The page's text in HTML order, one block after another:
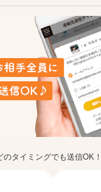
タイミングでも送信OK！